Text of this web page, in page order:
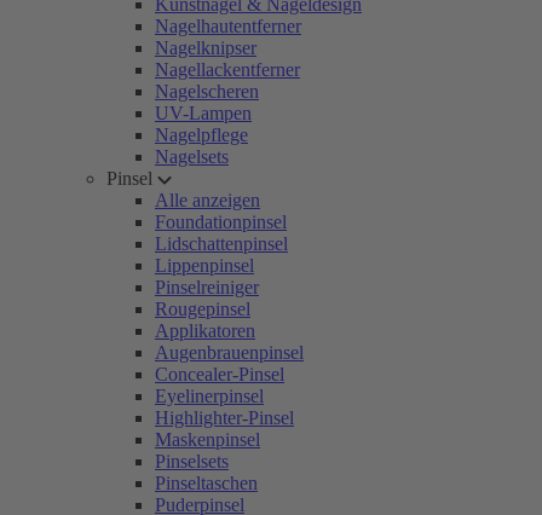
Kunstnägel & Nageldesign
Nagelhautentferner
Nagelknipser
Nagellackentferner
Nagelscheren
UV-Lampen
Nagelpflege
Nagelsets
Pinsel
Alle anzeigen
Foundationpinsel
Lidschattenpinsel
Lippenpinsel
Pinselreiniger
Rougepinsel
Applikatoren
Augenbrauenpinsel
Concealer-Pinsel
Eyelinerpinsel
Highlighter-Pinsel
Maskenpinsel
Pinselsets
Pinseltaschen
Puderpinsel